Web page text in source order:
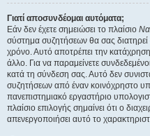
Γιατί αποσυνδέομαι αυτόματα;
Εάν δεν έχετε σημειώσει το πλαίσιο Να
σύστημα συζητήσεων θα σας
χρόνο. Αυτό αποτρέπει την
άλλο. Για να παραμείνετε
κατά τη σύνδεση σας. Αυτό δεν
συζητήσεων από έναν κοινόχρηστο
πανεπιστημιακό εργαστήριο
πλαίσιο επιλογής σημαίνει ότι ο
απενεργοποιήσει αυτό το